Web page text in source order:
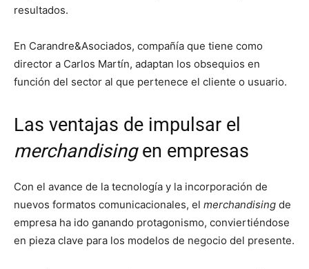
resultados.
En Carandre&Asociados, compañía que tiene como
director a Carlos Martín, adaptan los obsequios en
función del sector al que pertenece el cliente o usuario.
Las ventajas de impulsar el
merchandisingen empresas
Con el avance de la tecnología y la incorporación de
nuevos formatos comunicacionales, el merchandising de
empresa ha ido ganando protagonismo, conviertiéndose
en pieza clave para los modelos de negocio del presente.